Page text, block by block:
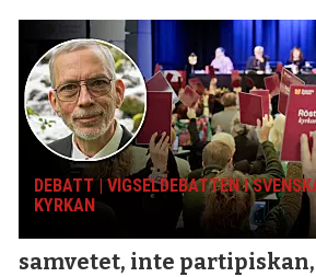
DEBATT | VIGSELDEBATTEN I
KYRKAN
samvetet, inte